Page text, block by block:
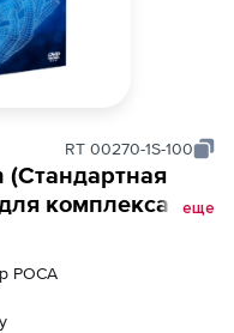
RT 00270-1S-100
комплекса
виртуализации
еще
РОСА